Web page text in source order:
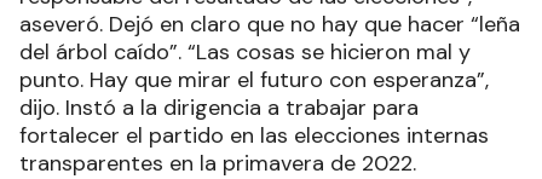
aseveró. Dejó en claro que no hay que hacer “leña
del árbol caído”. “Las cosas se hicieron mal y
punto. Hay que mirar el futuro con esperanza”,
dijo. Instó a la dirigencia a trabajar para
fortalecer el partido en las elecciones internas
transparentes en la primavera de 2022.